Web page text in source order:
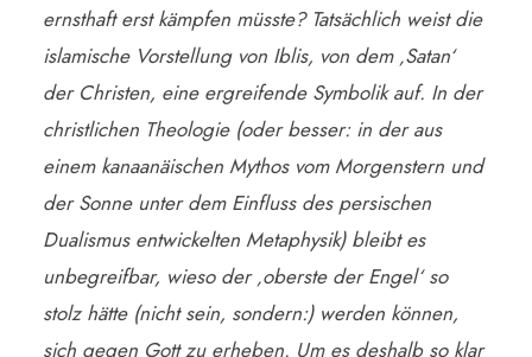
ernsthaft erst kämpfen müsste? Tatsächlich weist die
islamische Vorstellung von Iblis, von dem ‚Satan‘
der Christen, eine ergreifende Symbolik auf. In der
christlichen Theologie (oder besser: in der aus
einem kanaanäischen Mythos vom Morgenstern und
der Sonne unter dem Einfluss des persischen
Dualismus entwickelten Metaphysik) bleibt es
unbegreifbar, wieso der ‚oberste der Engel‘ so
stolz hätte (nicht sein, sondern:) werden können,
sich gegen Gott zu erheben. Um es deshalb so klar